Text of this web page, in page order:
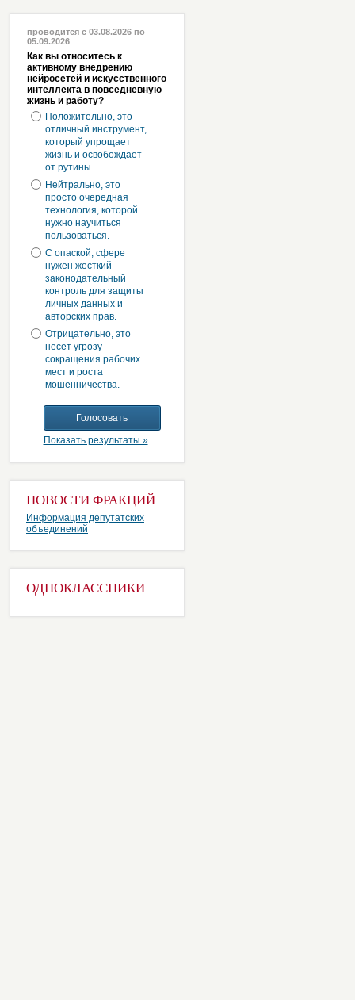
проводится с 03.08.2026 по
05.09.2026
Как вы относитесь к
активному внедрению
нейросетей и искусственного
интеллекта в повседневную
жизнь и работу?
Положительно, это
отличный инструмент,
который упрощает
жизнь и освобождает
от рутины.
Нейтрально, это
просто очередная
технология, которой
нужно научиться
пользоваться.
С опаской, сфере
нужен жесткий
законодательный
контроль для защиты
личных данных и
авторских прав.
Отрицательно, это
несет угрозу
сокращения рабочих
мест и роста
мошенничества.
Показать результаты »
НОВОСТИ ФРАКЦИЙ
Информация депутатских
объединений
ОДНОКЛАССНИКИ